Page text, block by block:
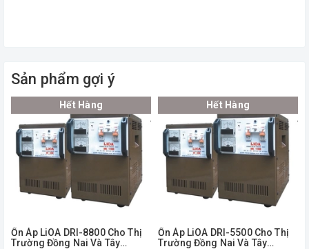
Kích thước (mm)
Trọng lượng (kg) 29.6
Công suất (kVA)
Sản phẩm gợi ý
Hết Hàng
Ổn Áp LiOA DRI-8800 Cho Thị
Trường Đồng Nai Và Tây
Hết Hàng
Ổn Áp LiOA DRI-5500 Cho Thị
Trường Đồng Nai Và Tây